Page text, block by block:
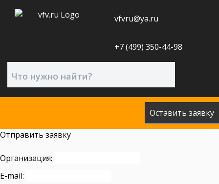
vfvru@ya.ru
+7 (499) 350-44-98
Оставить заявку
Отправить заявку
Организация:
E-mail: